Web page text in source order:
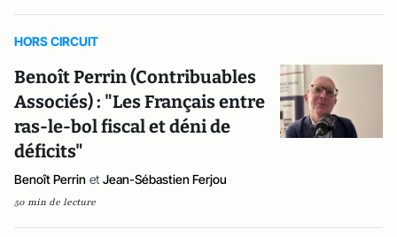
HORS CIRCUIT
Benoît Perrin (Contribuables
Associés) : "Les Français entre
ras-le-bol fiscal et déni de
déficits"
Benoît Perrin et Jean-Sébastien Ferjou
50 min de lecture